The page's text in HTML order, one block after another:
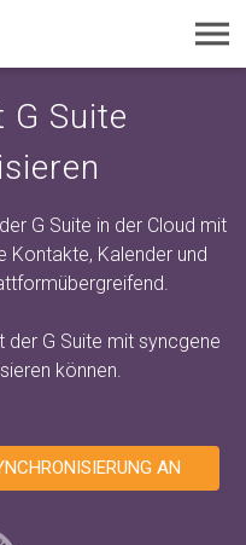
G Suite
G Suite in der Cloud mit
Kontakte, Kalender und
der G Suite mit syncgene
können.
AN